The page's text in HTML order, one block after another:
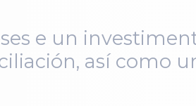
e un
así como